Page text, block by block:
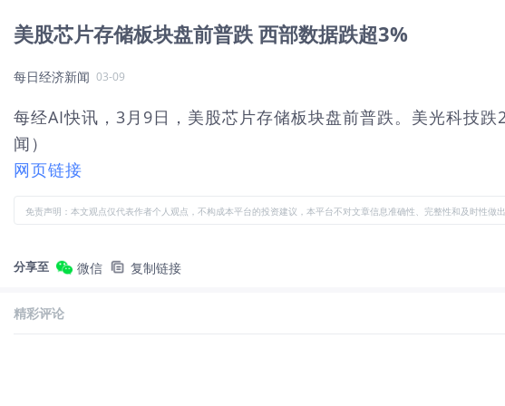
美股芯片存储板块盘前普跌 西部数据跌超3%
每日经济新闻 03-09
每经AI快讯，3月9日，美股芯片存储板块盘前普跌。美光科技
闻）
网页链接
免责声明：本文观点仅代表作者个人观点，不构成本平台的投资建议，本平台不对文章信息准确性、完整性和及时性做
分享至 微信 复制链接
精彩评论